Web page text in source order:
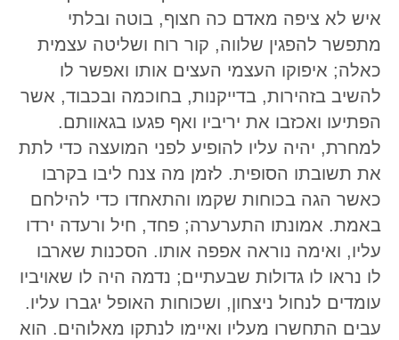
איש לא ציפה מאדם כה חצוף, בוטה ובלתי
מתפשר להפגין שלווה, קור רוח ושליטה עצמית
כאלה; איפוקו העצמי העצים אותו ואפשר לו
להשיב בזהירות, בדייקנות, בחוכמה ובכבוד, אשר
הפתיעו ואכזבו את יריביו ואף פגעו בגאוותם.
למחרת, יהיה עליו להופיע לפני המועצה כדי לתת
את תשובתו הסופית. לזמן מה צנח ליבו בקרבו
כאשר הגה בכוחות שקמו והתאחדו כדי להילחם
באמת. אמונתו התערערה; פחד, חיל ורעדה ירדו
עליו, ואימה נוראה אפפה אותו. הסכנות שארבו
לו נראו לו גדולות שבעתיים; נדמה היה לו שאויביו
עומדים לנחול ניצחון, ושכוחות האופל יגברו עליו.
עבים התחשרו מעליו ואיימו לנתקו מאלוהים. הוא